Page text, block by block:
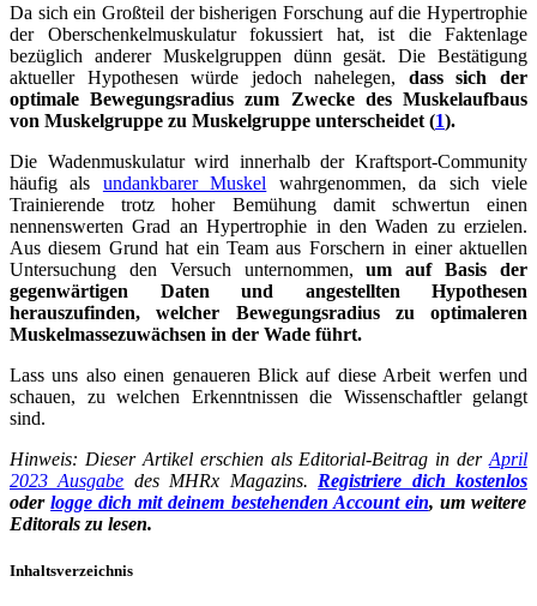
Da sich ein Großteil der bisherigen Forschung auf die Hypertrophie
der Oberschenkelmuskulatur fokussiert hat, ist die Faktenlage
bezüglich anderer Muskelgruppen dünn gesät. Die Bestätigung
aktueller Hypothesen würde jedoch nahelegen, dass sich der
optimale Bewegungsradius zum Zwecke des Muskelaufbaus
von Muskelgruppe zu Muskelgruppe unterscheidet (1).
Die Wadenmuskulatur wird innerhalb der Kraftsport-Community
häufig als undankbarer Muskel wahrgenommen, da sich viele
Trainierende trotz hoher Bemühung damit schwertun einen
nennenswerten Grad an Hypertrophie in den Waden zu erzielen.
Aus diesem Grund hat ein Team aus Forschern in einer aktuellen
Untersuchung den Versuch unternommen,um auf Basis der
gegenwärtigen Daten und angestellten Hypothesen
herauszufinden, welcher Bewegungsradius zu optimaleren
Muskelmassezuwächsen in der Wade führt.
Lass uns also einen genaueren Blick auf diese Arbeit werfen und
schauen, zu welchen Erkenntnissen die Wissenschaftler gelangt
sind.
Hinweis: Dieser Artikel erschien als Editorial-Beitrag in der April
2023 Ausgabe des MHRx Magazins. Registriere dich kostenlos
oderlogge dich mit deinem bestehenden Account ein, um weitere
Editorals zu lesen.
Inhaltsverzeichnis